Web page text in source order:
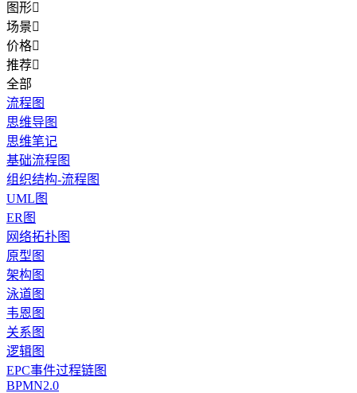
图形
场景
价格
推荐
全部
流程图
思维导图
思维笔记
基础流程图
组织结构-流程图
UML图
ER图
网络拓扑图
原型图
架构图
泳道图
韦恩图
关系图
逻辑图
EPC事件过程链图
BPMN2.0